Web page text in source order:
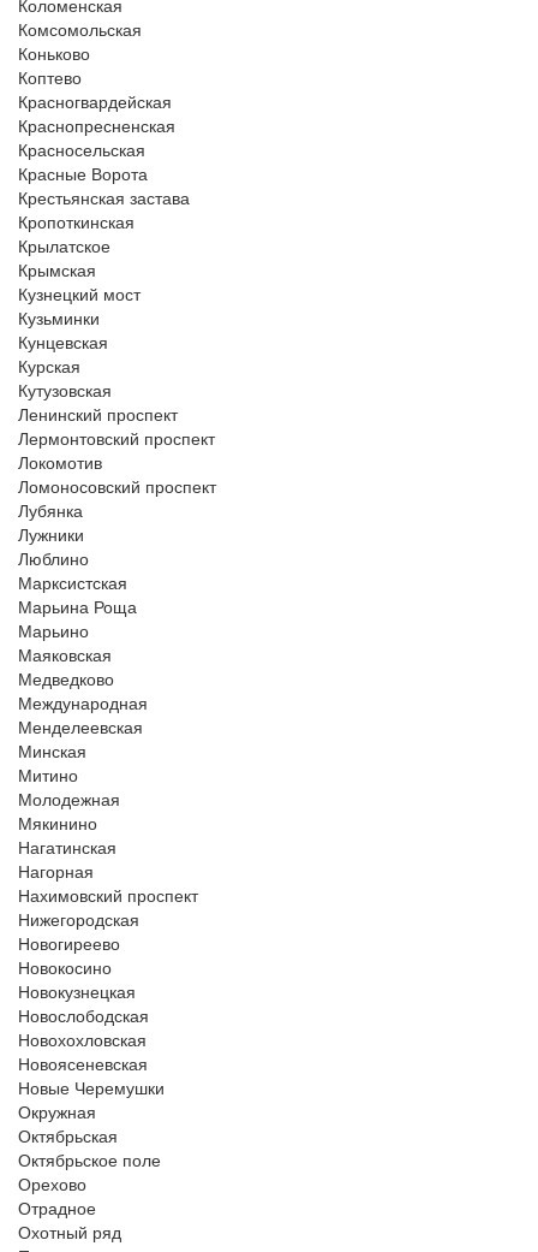
Комсомольская
Коньково
Коптево
Красногвардейская
Краснопресненская
Красносельская
Красные Ворота
Крестьянская застава
Кропоткинская
Крылатское
Крымская
Кузнецкий мост
Кузьминки
Кунцевская
Курская
Кутузовская
Ленинский проспект
Лермонтовский проспект
Локомотив
Ломоносовский проспект
Лубянка
Лужники
Люблино
Марксистская
Марьина Роща
Марьино
Маяковская
Медведково
Международная
Менделеевская
Минская
Митино
Молодежная
Мякинино
Нагатинская
Нагорная
Нахимовский проспект
Нижегородская
Новогиреево
Новокосино
Новокузнецкая
Новослободская
Новохохловская
Новоясеневская
Новые Черемушки
Окружная
Октябрьская
Октябрьское поле
Орехово
Отрадное
Охотный ряд